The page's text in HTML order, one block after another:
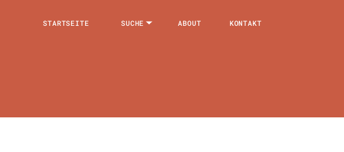
STARTSEITE SUCHE ABOUT KONTAKT